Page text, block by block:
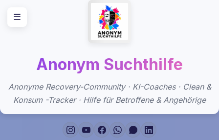
Inhalt
springen
Anonym Suchthilfe
Anonyme Recovery-Community · KI-Coaches · Clean &
Konsum -Tracker · Hilfe für Betroffene & Angehörige
☰